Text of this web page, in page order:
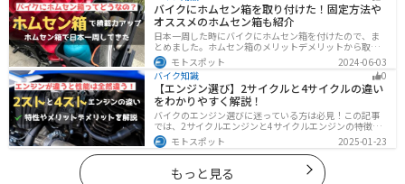
バイクにホムセン箱を取り付けた！固定方法や
オススメのホムセン箱も紹介
日本一周した時にバイクにホムセン箱を付けたので、ま
とめました。ホムセン箱のメリットデメリットから取り
付け方法、実際につけてどううだったのか、オススメの
ホムセン箱まで全て解説します。バイクにホムセン箱を
付けたいと思っている人はぜひ参考にしてください。
モトスポット
2024-06-03
バイク知識
0
【エンジン選び】2サイクルと4サイクルの違い
をわかりやすく解説！
バイクのエンジン選びに迷っている方は必見！この記事
では、2サイクルエンジンと4サイクルエンジンの特徴や
メリット、選び方を解説しています。実は、4サイクルエ
ンジンは燃費が良く経済的で扱いやすいため、初心者の
方にはおすすめです。記事を読めば、最適なエンジン選
びのヒントが得られます。
モトスポット 2025-01-23
もっと見る